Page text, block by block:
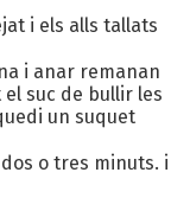
i els alls tallats
i anar remanan
suc de bullir les
un suquet
o tres minuts. i